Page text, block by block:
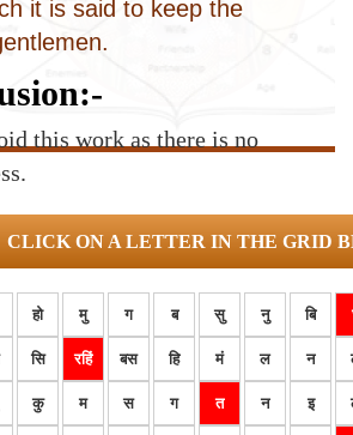
it is said to keep the
this work as there is no
CLICK ON A LETTER IN THE GRID
हो मु ग ब सु नु बि
सि रहिं बस हि मं ल न
कु म स ग त न इ